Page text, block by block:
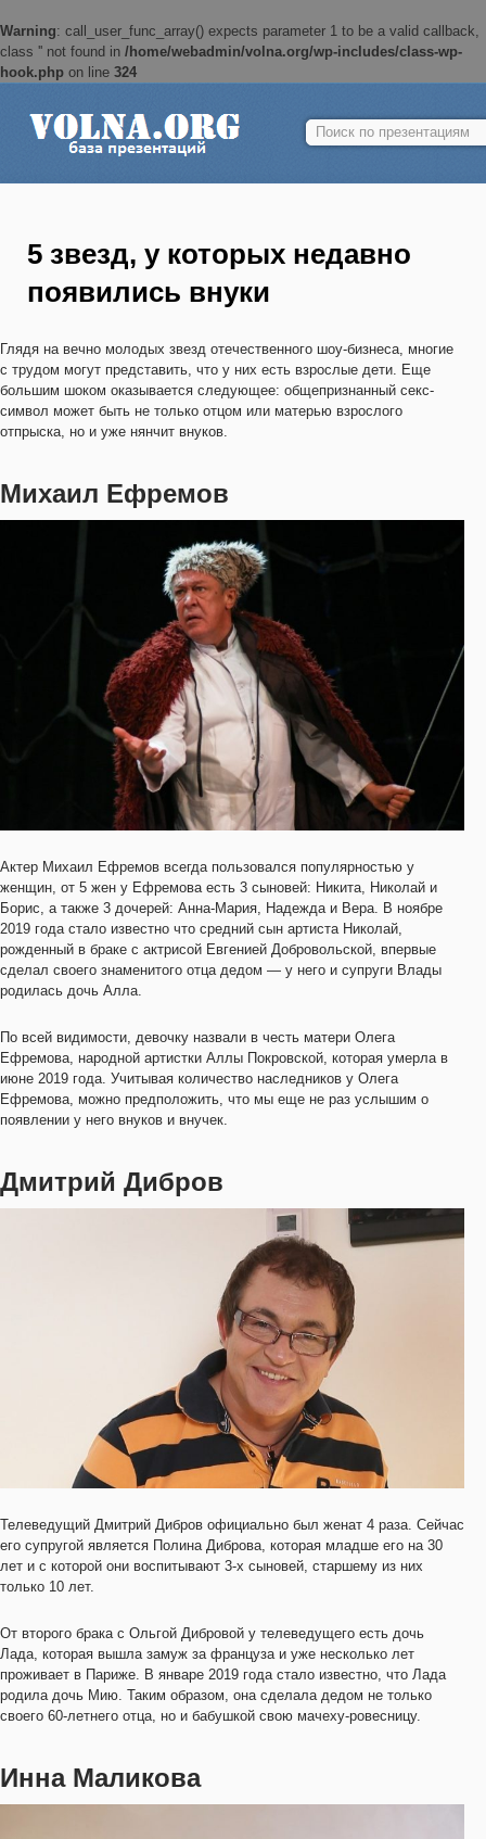
Warning: call_user_func_array() expects parameter 1 to be a valid callback,
class '' not found in /home/webadmin/volna.org/wp-includes/class-wp-
hook.php on line 324
Найти:
5 звезд, у которых недавно
появились внуки
Глядя на вечно молодых звезд отечественного шоу-бизнеса, многие
с трудом могут представить, что у них есть взрослые дети. Еще
большим шоком оказывается следующее: общепризнанный секс-
символ может быть не только отцом или матерью взрослого
отпрыска, но и уже нянчит внуков.
Михаил Ефремов
Актер Михаил Ефремов всегда пользовался популярностью у
женщин, от 5 жен у Ефремова есть 3 сыновей: Никита, Николай и
Борис, а также 3 дочерей: Анна-Мария, Надежда и Вера. В ноябре
2019 года стало известно что средний сын артиста Николай,
рожденный в браке с актрисой Евгенией Добровольской, впервые
сделал своего знаменитого отца дедом — у него и супруги Влады
родилась дочь Алла.
По всей видимости, девочку назвали в честь матери Олега
Ефремова, народной артистки Аллы Покровской, которая умерла в
июне 2019 года. Учитывая количество наследников у Олега
Ефремова, можно предположить, что мы еще не раз услышим о
появлении у него внуков и внучек.
Дмитрий Дибров
Телеведущий Дмитрий Дибров официально был женат 4 раза. Сейчас
его супругой является Полина Диброва, которая младше его на 30
лет и с которой они воспитывают 3-х сыновей, старшему из них
только 10 лет.
От второго брака с Ольгой Дибровой у телеведущего есть дочь
Лада, которая вышла замуж за француза и уже несколько лет
проживает в Париже. В январе 2019 года стало известно, что Лада
родила дочь Мию. Таким образом, она сделала дедом не только
своего 60-летнего отца, но и бабушкой свою мачеху-ровесницу.
Инна Маликова